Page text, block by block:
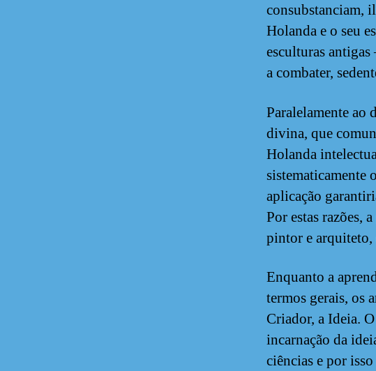
consubstanciam,
Holanda e o seu
esculturas
a combater,
Paralelamente ao
divina, que
Holanda
sistematicamente
aplicação
Por estas razões,
pintor e arquiteto,
Enquanto a
termos gerais, os
Criador, a Ideia.
incarnação da
ciências e por